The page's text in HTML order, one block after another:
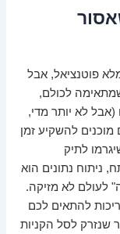
פוטנציאל, אבל
לכולם,
לא יותר מדי,
להשקיע זמן
לתיק
ניתוח נתונים הוא
לעולם לא מזיקה.
להתאים לכם
שנזרק לסל הקניות